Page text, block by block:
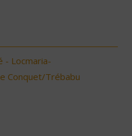
- Locmaria-
Conquet/Trébabu